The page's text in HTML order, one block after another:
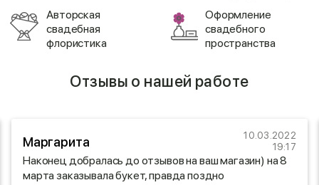
Авторская
свадебная
флористика
Оформление
свадебного
пространства
Отзывы о нашей работе
Маргарита
10.03.2022
19:17
Наконец добралась до отзывов на ваш магазин) на 8
марта заказывала букет, правда поздно